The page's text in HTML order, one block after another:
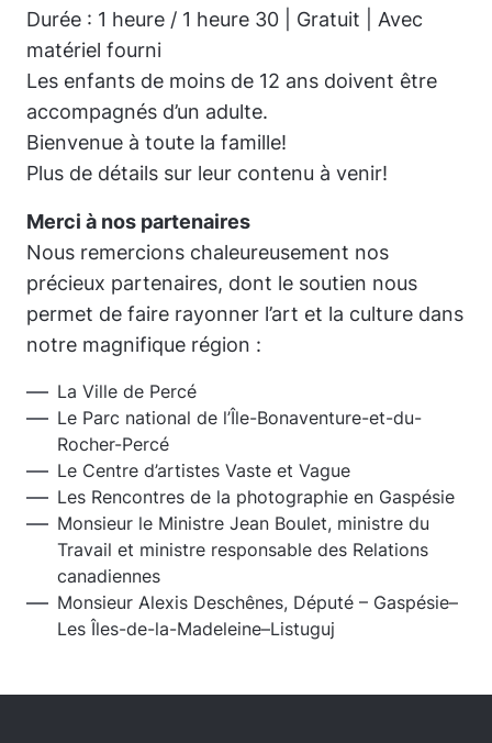
Durée : 1 heure / 1 heure 30 | Gratuit | Avec
matériel fourni
Les enfants de moins de 12 ans doivent être
accompagnés d’un adulte.
Bienvenue à toute la famille!
Plus de détails sur leur contenu à venir!
Merci à nos partenaires
Nous remercions chaleureusement nos
précieux partenaires, dont le soutien nous
permet de faire rayonner l’art et la culture dans
notre magnifique région :
La Ville de Percé
Le Parc national de l’Île-Bonaventure-et-du-
Rocher-Percé
Le Centre d’artistes Vaste et Vague
Les Rencontres de la photographie en Gaspésie
Monsieur le Ministre Jean Boulet, ministre du
Travail et ministre responsable des Relations
canadiennes
Monsieur Alexis Deschênes, Député – Gaspésie–
Les Îles-de-la-Madeleine–Listuguj